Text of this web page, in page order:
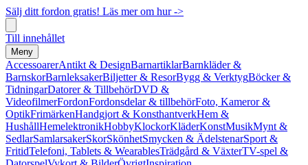
Sälj ditt fordon gratis! Läs mer om hur ->
Till innehållet
Meny
AccessoarerAntikt & DesignBarnartiklarBarnkläder &
BarnskorBarnleksakerBiljetter & ResorBygg & VerktygBöcker &
TidningarDatorer & TillbehörDVD &
VideofilmerFordonFordonsdelar & tillbehörFoto, Kameror &
OptikFrimärkenHandgjort & KonsthantverkHem &
HushållHemelektronikHobbyKlockorKläderKonstMusikMynt &
SedlarSamlarsakerSkorSkönhetSmycken & ÄdelstenarSport &
FritidTelefoni, Tablets & WearablesTrädgård & VäxterTV-spel &